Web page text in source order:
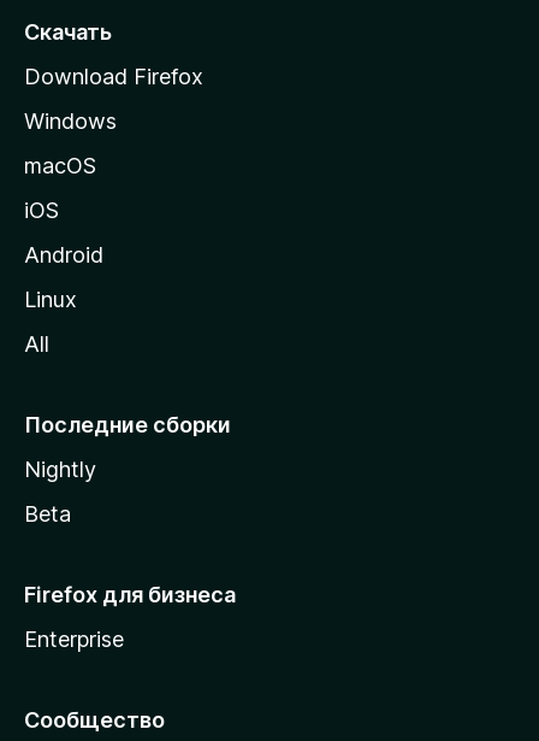
т
а
н
у
M
i
l
Скачать
Download Firefox
Windows
macOS
iOS
Android
Linux
All
Последние сборки
Nightly
Beta
Firefox для бизнеса
Enterprise
Сообщество